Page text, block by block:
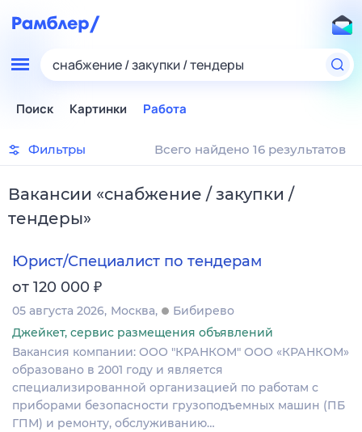
снабжение / закупки / тендеры
Поиск Картинки Работа
Фильтры Всего найдено 16 результатов
Вакансии «снабжение / закупки /
тендеры»
Юрист/Специалист по тендерам
от 120 000 ₽
05 августа 2026 Москва
Бибирево
Джейкет, сервис размещения объявлений
Вакансия компании: ООО "КРАНКОМ" ООО «КРАНКОМ»
образовано в 2001 году и является
специализированной организацией по работам с
приборами безопасности грузоподъемных машин (ПБ
ГПМ) и ремонту, обслуживанию…